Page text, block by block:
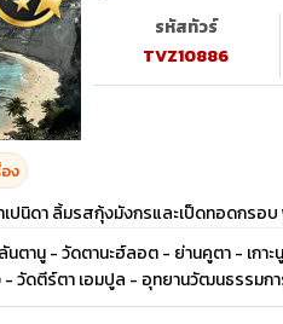
รหัสทัวร์
TVZ10886
ง
เปนิดา ลิ้มรสกุ้งมังกรและเป็ดทอดกรอ
ตานู - วัดตานะฮ์ลอต - ย่านคูตา - เกา
- วัดตีร์ตา เอมปูล - อุทยานวัฒนธรรมกา